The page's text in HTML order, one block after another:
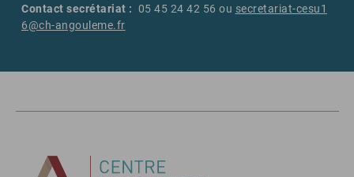
Contact secrétariat : 05 45 24 42 56 ou secretariat-cesu1
6@ch-angouleme.fr